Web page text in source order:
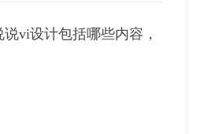
vi设计包括哪些内容，